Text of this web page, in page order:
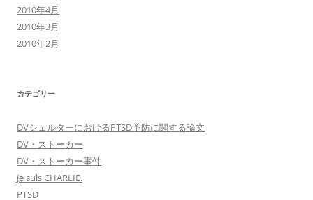
2010年4月
2010年3月
2010年2月
カテゴリー
DVシェルターにおけるPTSD予防に関する論文
DV・ストーカー
DV・ストーカー事件
Je suis CHARLIE.
PTSD